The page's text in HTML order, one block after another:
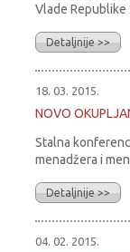
Vlade Republike
Detaljnije >>
18. 03. 2015.
NOVO
Stalna
menadžera i
Detaljnije >>
04. 02. 2015.